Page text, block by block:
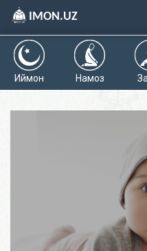
IMON.UZ
Иймон Намоз